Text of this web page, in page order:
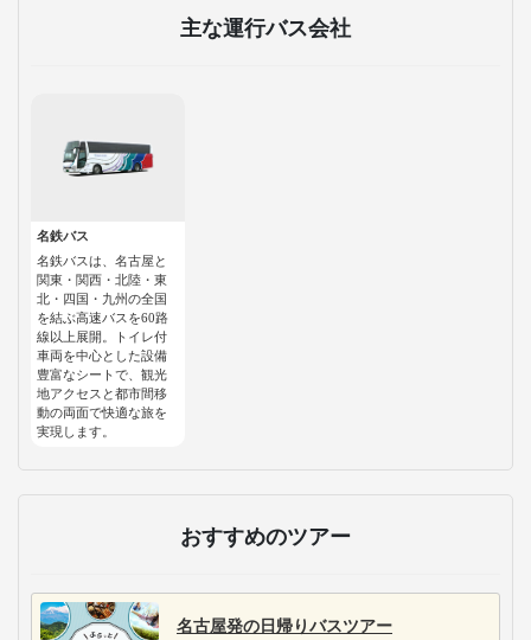
主な運行バス会社
名鉄バス
名鉄バスは、名古屋と
関東・関西・北陸・東
北・四国・九州の全国
を結ぶ高速バスを60路
線以上展開。トイレ付
車両を中心とした設備
豊富なシートで、観光
地アクセスと都市間移
動の両面で快適な旅を
実現します。
おすすめのツアー
名古屋発の日帰りバスツアー